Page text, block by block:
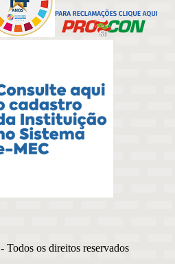
- Todos os direitos reservados